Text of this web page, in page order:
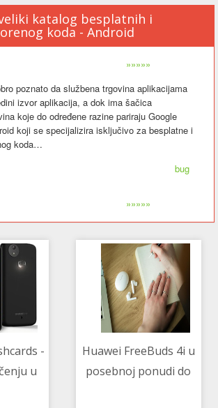
katalog besplatnih i
koda - Android
»»»»»
poznato da službena trgovina aplikacijama
izvor aplikacija, a dok ima šačica
koje do određene razine pariraju Google
koji se specijalizira isključivo za besplatne i
koda…
bug
»»»»»
-
u
Huawei FreeBuds 4i u
posebnoj ponudi do